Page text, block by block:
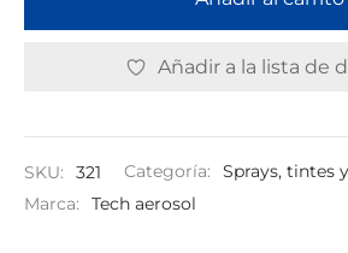
Añadir a la lista de
SKU: 321 Categoría:
Sprays, tintes
Marca:
Tech aerosol